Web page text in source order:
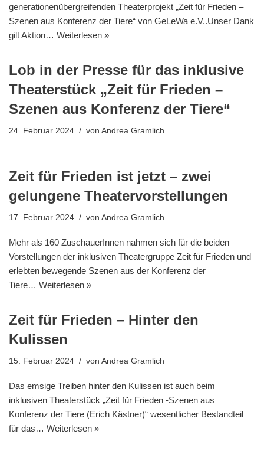
generationenübergreifenden Theaterprojekt „Zeit für Frieden –
Szenen aus Konferenz der Tiere“ von GeLeWa e.V..Unser Dank
gilt Aktion… Weiterlesen »
Lob in der Presse für das inklusive
Theaterstück „Zeit für Frieden –
Szenen aus Konferenz der Tiere“
24. Februar 2024 von Andrea Gramlich
Zeit für Frieden ist jetzt – zwei
gelungene Theatervorstellungen
17. Februar 2024 von Andrea Gramlich
Mehr als 160 ZuschauerInnen nahmen sich für die beiden
Vorstellungen der inklusiven Theatergruppe Zeit für Frieden und
erlebten bewegende Szenen aus der Konferenz der
Tiere… Weiterlesen »
Zeit für Frieden – Hinter den
Kulissen
15. Februar 2024 von Andrea Gramlich
Das emsige Treiben hinter den Kulissen ist auch beim
inklusiven Theaterstück „Zeit für Frieden -Szenen aus
Konferenz der Tiere (Erich Kästner)“ wesentlicher Bestandteil
für das… Weiterlesen »